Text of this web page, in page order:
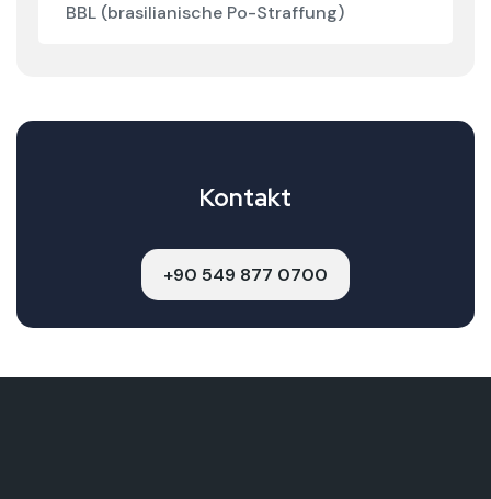
BBL (brasilianische Po-Straffung)
Kontakt
+90 549 877 0700